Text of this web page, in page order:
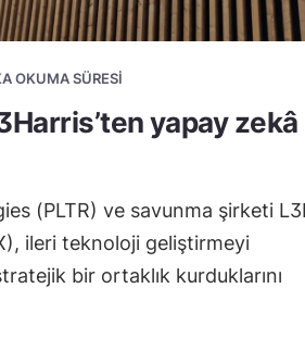
OKUMA SÜRESI
yapay zekâ
(PLTR) ve savunma şirketi
ileri teknoloji geliştirmeyi
bir ortaklık kurduklarını